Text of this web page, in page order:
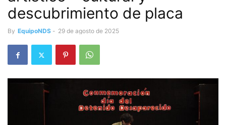
descubrimiento de placa
By EquipoNDS - 29 de agosto de 2025